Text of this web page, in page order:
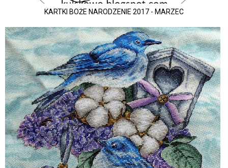
KARTKI BOŻE NARODZENIE 2017 - MARZEC